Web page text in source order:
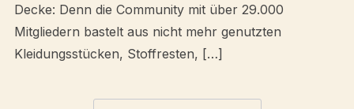
Decke: Denn die Community mit über 29.000
Mitgliedern bastelt aus nicht mehr genutzten
Kleidungsstücken, Stoffresten, […]